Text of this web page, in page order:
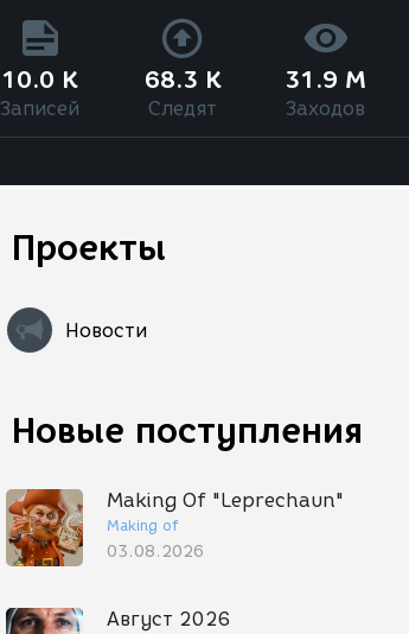
10.0 K
Записей
68.3 K
Следят
31.9 M
Заходов
Проекты
Новости
Новые поступления
Making Of "Leprechaun"
Making of
03.08.2026
Август 2026